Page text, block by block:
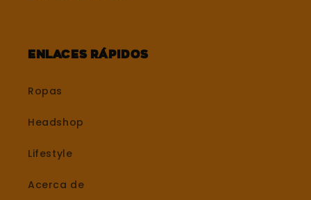
Enlaces rápidos
Ropas
Headshop
Lifestyle
Acerca de